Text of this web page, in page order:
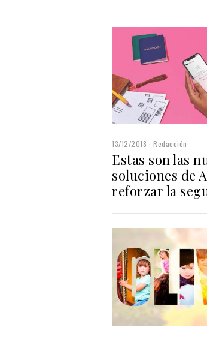
13/12/2018 Redacción
Estas son las
soluciones de
reforzar la